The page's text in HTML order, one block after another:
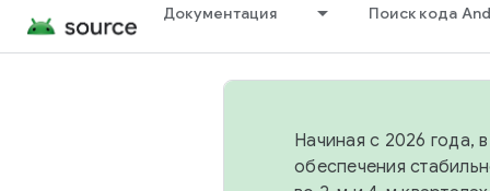
Документация Поиск кода
Начиная с 2026 года,
обеспечения